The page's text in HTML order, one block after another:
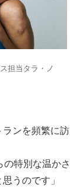
担当タラ・ノ
ンを頻繁に訪
の特別な温かさ
うのです」